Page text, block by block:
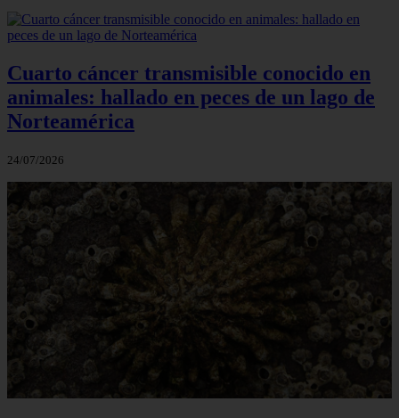
Cuarto cáncer transmisible conocido en
animales: hallado en peces de un lago de
Norteamérica
24/07/2026